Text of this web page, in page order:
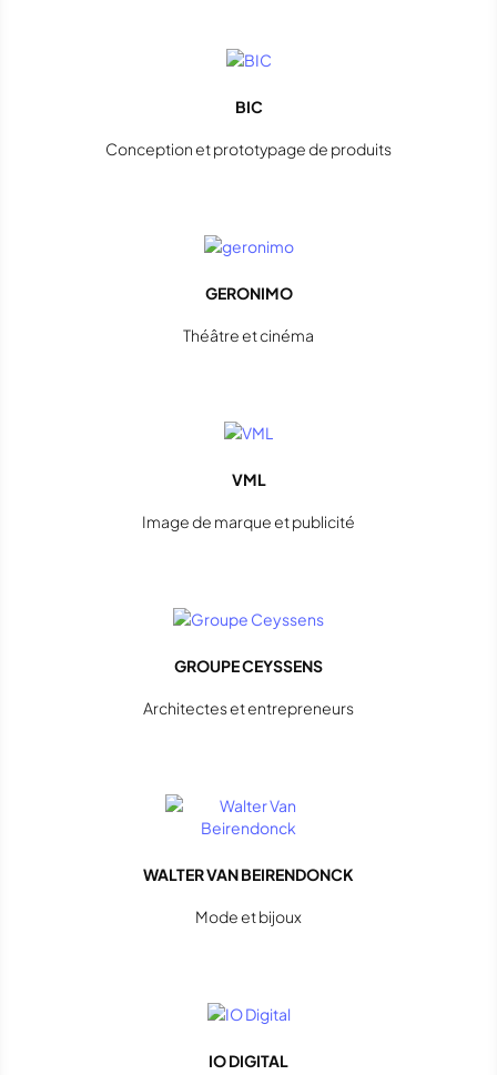
BIC
Conception et prototypage de produits
GERONIMO
Théâtre et cinéma
VML
Image de marque et publicité
GROUPE CEYSSENS
Architectes et entrepreneurs
WALTER VAN BEIRENDONCK
Mode et bijoux
IO DIGITAL